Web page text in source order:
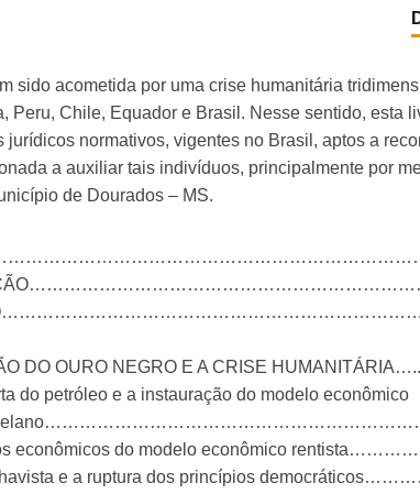
sido acometida por uma crise humanitária
Peru, Chile, Equador e Brasil. Nesse sentido, esta
jurídicos normativos, vigentes no Brasil, aptos a
a auxiliar tais indivíduos, principalmente por
de Dourados – MS.
DO OURO NEGRO E A CRISE
do petróleo e a instauração do modelo econômico
econômicos do modelo econômico
e a ruptura dos princípios